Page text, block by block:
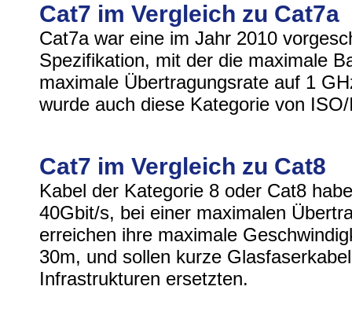
Cat7 im Vergleich zu Cat7a
Cat7a war eine im Jahr 2010
Spezifikation, mit der die maximale
maximale Übertragungsrate auf 1
wurde auch diese Kategorie von
Cat7 im Vergleich zu Cat8
Kabel der Kategorie 8 oder Cat8
40Gbit/s, bei einer maximalen
erreichen ihre maximale
30m, und sollen kurze
Infrastrukturen ersetzten.